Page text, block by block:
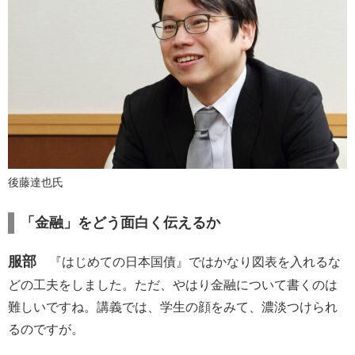
後藤達也氏
「金融」をどう面白く伝えるか
服部 『はじめての日本国債』ではかなり図表を入れるな
どの工夫をしました。ただ、やはり金融について書くのは
難しいですね。講義では、学生の顔をみて、濃淡つけられ
るのですが。